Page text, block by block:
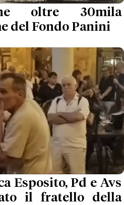
oltre 30mila
del Fondo Panini
Esposito, Pd e Avs
il fratello della